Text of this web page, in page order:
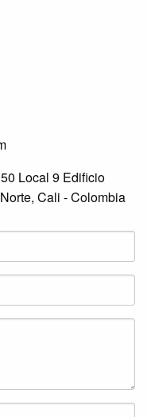
Local 9 Edificio
Cali - Colombia